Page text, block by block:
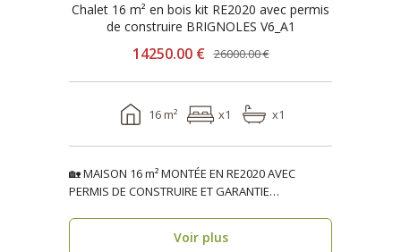
Chalet 16 m² en bois kit RE2020 avec permis
de construire BRIGNOLES V6_A1
14250.00 € 26000.00 €
16 m² x1 x1
🏡 MAISON 16 m² MONTÉE EN RE2020 AVEC
PERMIS DE CONSTRUIRE ET GARANTIE
Voir plus